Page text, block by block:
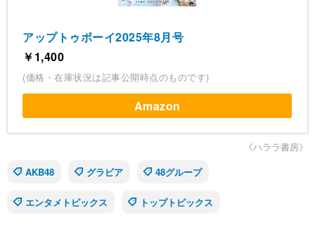
アップトゥボーイ2025年8月号
￥1,400
(価格・在庫状況は記事公開時点のものです)
Amazon
《ハララ書房》
AKB48
グラビア 48グループ
エンタメトピックス トップトピックス